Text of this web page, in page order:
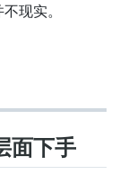
现实。
面下手